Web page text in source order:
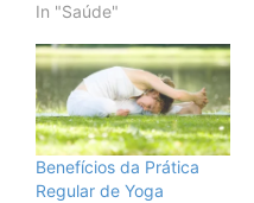
In "Saúde"
Benefícios da Prática
Regular de Yoga